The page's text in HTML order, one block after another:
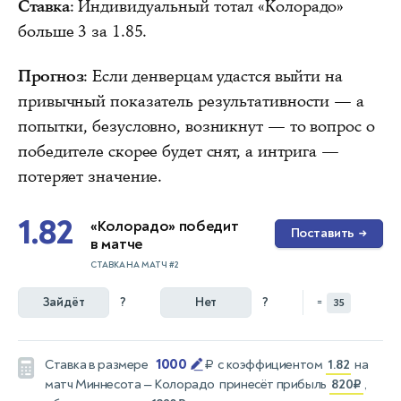
Ставка: Индивидуальный тотал «Колорадо»
больше 3 за 1.85.
Прогноз: Если денверцам удастся выйти на
привычный показатель результативности — а
попытки, безусловно, возникнут — то вопрос о
победителе скорее будет снят, а интрига —
потеряет значение.
1.82
«Колорадо» победит
в матче
СТАВКА НА МАТЧ #2
Поставить →
Зайдёт ? Нет ? = 35
Ставка в размере 1000 ₽ с коэффициентом 1.82 на
матчМиннесота — Колорадо принесёт прибыль 820₽ ,